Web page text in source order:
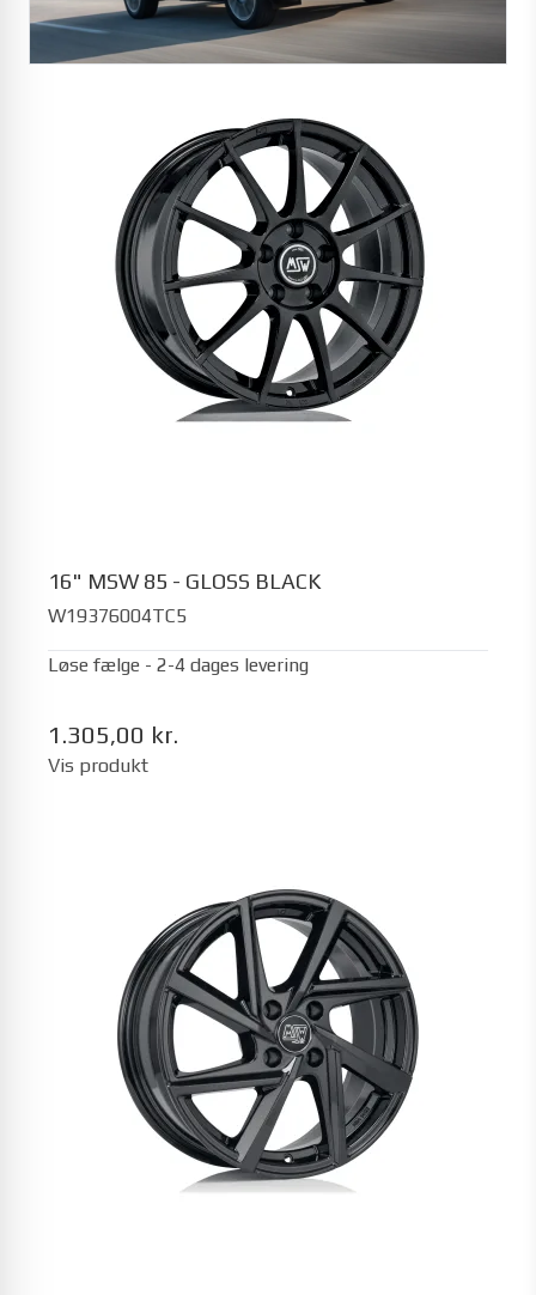
16" MSW 85 - GLOSS BLACK
W19376004TC5
Løse fælge - 2-4 dages levering
1.305,00 kr.
Vis produkt